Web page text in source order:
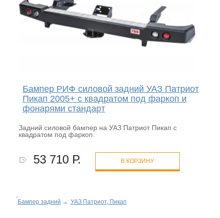
Бампер РИФ силовой задний УАЗ Патриот
Пикап 2005+ с квадратом под фаркоп и
фонарями стандарт
Задний силовой бампер на УАЗ Патриот Пикап с
квадратом под фаркоп.
53 710 Р. В КОРЗИНУ
Бампер задний → УАЗ Патриот, Пикап